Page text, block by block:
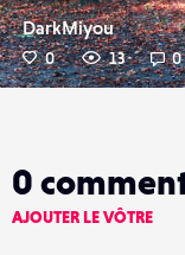
DarkMiyou
0 13 0
0
AJOUTER LE VÔTRE